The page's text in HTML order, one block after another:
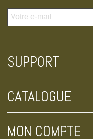
SUPPORT
CATALOGUE
MON COMPTE